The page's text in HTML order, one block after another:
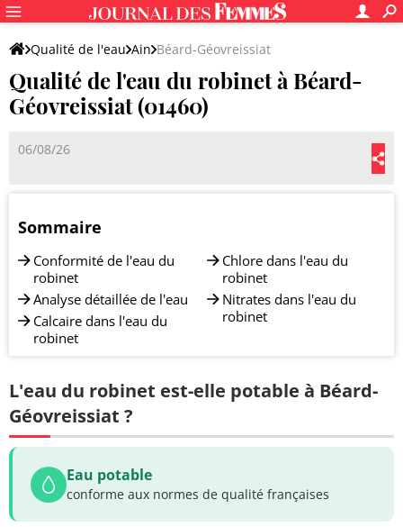
Qualité de l'eau Ain Béard-Géovreissiat
Qualité de l'eau du robinet à Béard-
Géovreissiat (01460)
06/08/26
Sommaire
Conformité de l'eau du
robinet
Analyse détaillée de l'eau
Calcaire dans l'eau du
robinet
Chlore dans l'eau du
robinet
Nitrates dans l'eau du
robinet
L'eau du robinet est-elle potable à Béard-
Géovreissiat ?
Eau potable
conforme aux normes de qualité françaises